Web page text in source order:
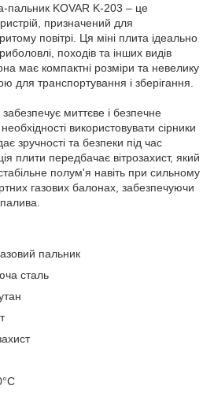
пальник KOVAR K-203 – це
призначений для
повітрі. Ця міні плита ідеально
походів та інших видів
має компактні розміри та невелику
для транспортування і зберігання.
миттєве і безпечне
використовувати сірники
зручності та безпеки під час
плити передбачає вітрозахист, який
полум'я навіть при сильному
газових балонах, забезпечуючи
пальник
сталь